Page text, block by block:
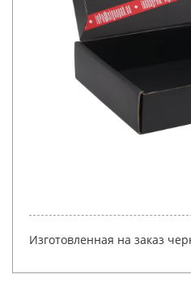
Изготовленная на заказ
для упаковки одежды,